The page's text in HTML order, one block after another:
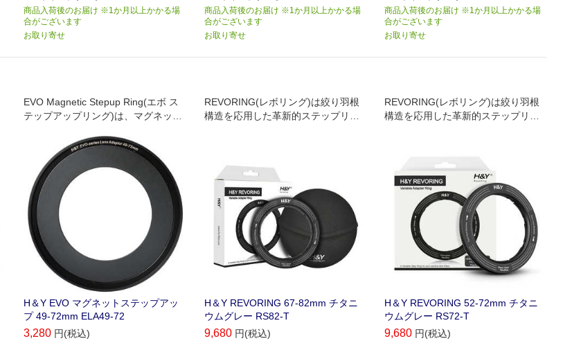
商品入荷後のお届け ※1か月以上かかる場
合がございます
お取り寄せ
商品入荷後のお届け ※1か月以上かかる場
合がございます
お取り寄せ
商品入荷後のお届け ※1か月以上かかる場
合がございます
お取り寄せ
EVO Magnetic Stepup Ring(エボ ス
テップアップリング)は、マグネット
H＆Y EVO マグネットステップアッ
プ 49-72mm ELA49-72
3,280 円(税込)
REVORING(レボリング)は絞り羽根
構造を応用した革新的ステップリン
H＆Y REVORING 67-82mm チタニ
ウムグレー RS82-T
9,680 円(税込)
REVORING(レボリング)は絞り羽根
構造を応用した革新的ステップリン
H＆Y REVORING 52-72mm チタニ
ウムグレー RS72-T
9,680 円(税込)